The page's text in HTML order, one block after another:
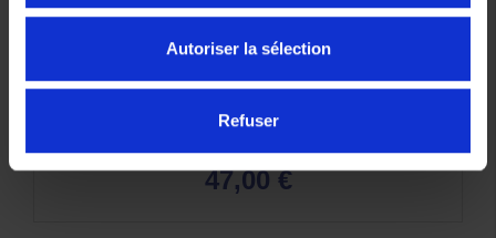
Autoriser la sélection
Refuser
Plaquettes de frein YAMAHA origine Arriere
47,00 €